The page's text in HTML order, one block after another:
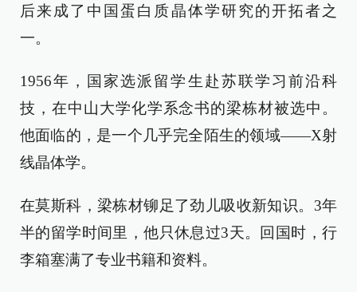
后来成了中国蛋白质晶体学研究的开拓者之
一。
1956年，国家选派留学生赴苏联学习前沿科
技，在中山大学化学系念书的梁栋材被选中。
他面临的，是一个几乎完全陌生的领域——X射
线晶体学。
在莫斯科，梁栋材铆足了劲儿吸收新知识。3年
半的留学时间里，他只休息过3天。回国时，行
李箱塞满了专业书籍和资料。